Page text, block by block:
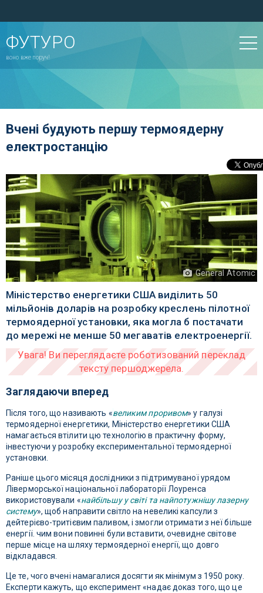
ФУТУРО
воно вже поруч!
Вчені будують першу термоядерну
електростанцію
General Atomic
Міністерство енергетики США виділить 50
мільйонів доларів на розробку креслень пілотної
термоядерної установки, яка могла б постачати
до мережі не менше 50 мегаватів електроенергії.
Заглядаючи вперед
Після того, що називають «великим проривом» у галузі
термоядерної енергетики, Міністерство енергетики США
намагається втілити цю технологію в практичну форму,
інвестуючи у розробку експериментальної термоядерної
установки.
Раніше цього місяця дослідники з підтримуваної урядом
Ліверморської національної лабораторії Лоуренса
використовували «найбільшу у світі та найпотужнішу лазерну
систему», щоб направити світло на невеликі капсули з
дейтерієво-тритієвим паливом, і змогли отримати з неї більше
енергії. чим вони повинні були вставити, очевидне світове
перше місце на шляху термоядерної енергії, що довго
відкладався.
Це те, чого вчені намагалися досягти як мінімум з 1950 року.
Експерти кажуть, що експеримент «надає доказ того, що це